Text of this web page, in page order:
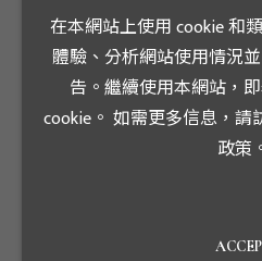
書內容提報董事會通過後
主管機關指定網站辦理公
在本網站上使用 cookie 和
體驗、分析網站使用情況
告。繼續使用本網站，
cookie。 如需更多信息，請
政策